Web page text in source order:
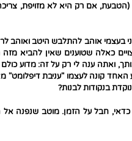
אם רק היא לא מזויפת,
בעצמי אוהב להתלבש היטב ואוהב
כאלה שטוענים שאין להביא
ואתה ענה לי רק על זה: מדוע
האחד קונה לעצמו "עניבת דיפלומט"
בנקודות לבנות?
כדאי, חבל על הזמן. מוטב שנפנה